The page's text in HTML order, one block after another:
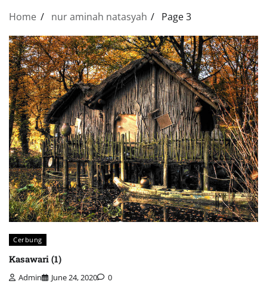
Home nur aminah natasyah Page 3
Cerbung
Kasawari (1)
Admin June 24, 2020 0